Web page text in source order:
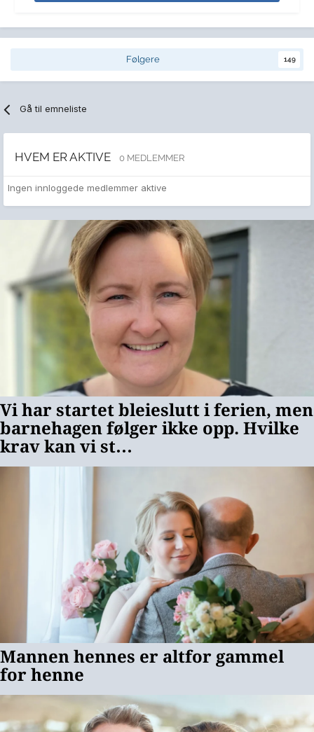
Følgere 149
Gå til emneliste
HVEM ER AKTIVE 0 MEDLEMMER
Ingen innloggede medlemmer aktive